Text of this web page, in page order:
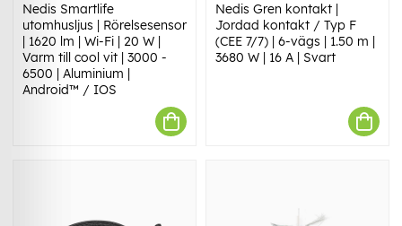
Nedis Smartlife
utomhusljus | Rörelsesensor
| 1620 lm | Wi-Fi | 20 W |
Varm till cool vit | 3000 -
6500 | Aluminium |
Android™ / IOS
Nedis Gren kontakt |
Jordad kontakt / Typ F
(CEE 7/7) | 6-vägs | 1.50 m |
3680 W | 16 A | Svart